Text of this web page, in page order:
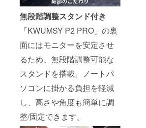
無段階調整スタンド付き
「KWUMSY P2 PRO」の裏
面にはモニターを安定させ
るため、無段階調整可能な
スタンドを搭載。ノートパ
ソコンに掛かる負担を軽減
し、高さや角度も簡単に調
整/固定できます。